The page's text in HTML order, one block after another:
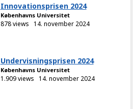
Innovationsprisen 2024
Københavns Universitet
878 views 14. november 2024
Undervisningsprisen 2024
Københavns Universitet
1.909 views 14. november 2024